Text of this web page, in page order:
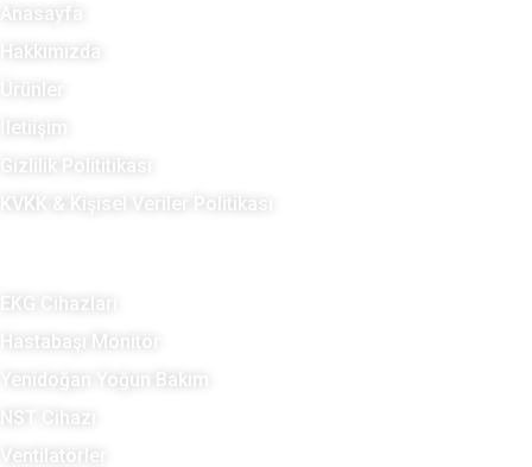
Anasayfa
Hakkımızda
Ürünler
İletiişim
Gizlilik Polititikası
KVKK & Kişisel Veriler Politikası
EKG Cihazları
Hastabaşı Monitör
Yenidoğan Yoğun Bakım
NST Cihazı
Ventilatörler